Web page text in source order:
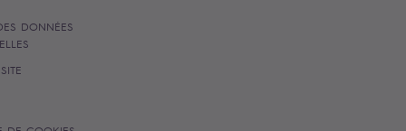
DONNÉES